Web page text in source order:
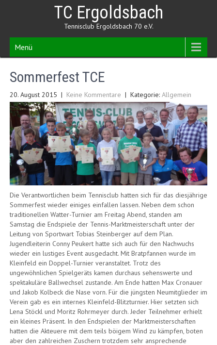
TC Ergoldsbach
Tennisclub Ergoldsbach 70 e.V.
Menü
Sommerfest TCE
20. August 2015 | Keine Kommentare | Kategorie: Allgemein
Die Verantwortlichen beim Tennisclub hatten sich für das diesjährige
Sommerfest wieder einiges einfallen lassen. Neben dem schon
traditionellen Watter-Turnier am Freitag Abend, standen am
Samstag die Endspiele der Tennis-Marktmeisterschaft unter der
Leitung von Sportwart Tobias Steinberger auf dem Plan.
Jugendleiterin Conny Peukert hatte sich auch für den Nachwuchs
wieder ein lustiges Event ausgedacht. Mit Bratpfannen wurde im
Kleinfeld ein Doppel-Turnier veranstaltet. Trotz des
ungewöhnlichen Spielgeräts kamen durchaus sehenswerte und
spektakuläre Ballwechsel zustande. Am Ende hatten Max Cronauer
und Jakob Kolbeck die Nase vorn. Für die jüngsten Neumitglieder im
Verein gab es ein internes Kleinfeld-Blitzturnier. Hier setzten sich
Lena Stöckl und Moritz Rohrmeyer durch. Jeder Teilnehmer erhielt
ein kleines Präsent. In den Endspielen der Marktmeisterschaften
hatten die Akteuere mit dem teils böigem Wind zu kämpfen, boten
aber den zahlreichen Zuschern trotzdem sehr ansprechende